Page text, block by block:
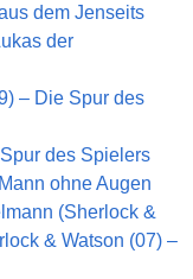
dem Jenseits
der
– Die Spur des
des Spielers
ohne Augen
(Sherlock &
& Watson (07) –